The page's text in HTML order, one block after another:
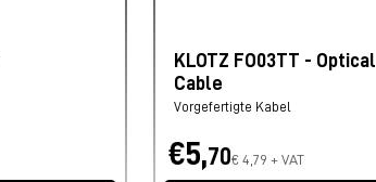
KLOTZ FO03TT - Optical
Cable
Vorgefertigte Kabel
€5,70€ 4,79 + VAT